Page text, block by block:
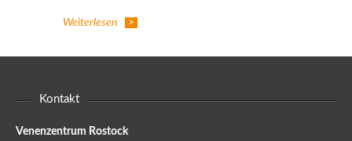
Weiterlesen
Kontakt
Venenzentrum Rostock